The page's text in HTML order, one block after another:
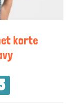
korte